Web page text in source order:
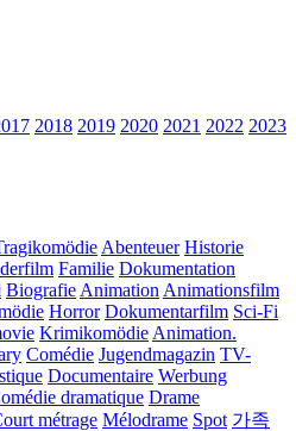
2018 2019 2020 2021 2022 2023
Abenteuer Historie
Familie Dokumentation
Biografie Animation Animationsfilm
Horror Dokumentarfilm Sci-Fi
Krimikomödie Animation.
Comédie Jugendmagazin TV-
Documentaire Werbung
dramatique Drame
métrage Mélodrame Spot 가족